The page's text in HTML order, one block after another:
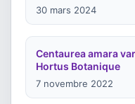
30 mars 2024
Centaurea amara
Hortus Botanique
7 novembre 2022